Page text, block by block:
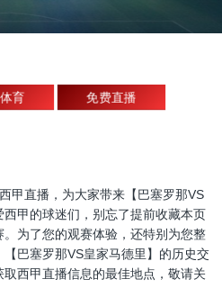
育 免费直播
甲直播，为大家带来【巴塞罗那VS
甲的球迷们，别忘了提前收藏本页
为了您的观赛体验，还特别为您整
巴塞罗那VS皇家马德里】的历史交
西甲直播信息的最佳地点，敬请关